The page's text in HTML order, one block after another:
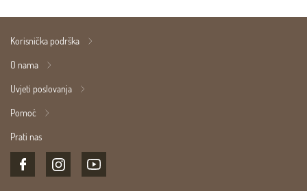
Korisnička podrška
O nama
Uvjeti poslovanja
Pomoć
Prati nas